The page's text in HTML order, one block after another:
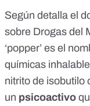
Según detalla el
sobre Drogas del
‘popper’ es el
químicas
nitrito de isobutilo
un psicoactivo